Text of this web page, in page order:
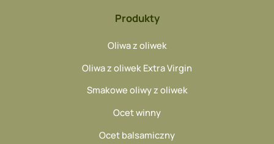
Produkty
Oliwa z oliwek
Oliwa z oliwek Extra Virgin
Smakowe oliwy z oliwek
Ocet winny
Ocet balsamiczny